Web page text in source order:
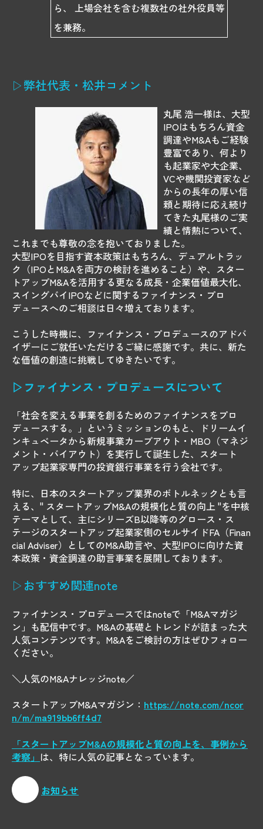
ら、 上場会社を含む複数社の社外役員等
を兼務。
▷弊社代表・松井コメント
丸尾 浩一様は、大型
IPOはもちろん資金
調達やM&Aもご経験
豊富であり、何より
も起業家や大企業、
VCや機関投資家など
からの長年の厚い信
頼と期待に応え続け
てきた丸尾様のご実
績と情熱について、
これまでも尊敬の念を抱いておりました。
大型IPOを目指す資本政策はもちろん、デュアルトラッ
ク（IPOとM&Aを両方の検討を進めること）や、スター
トアップM&Aを活用する更なる成長・企業価値最大化、
スイングバイIPOなどに関するファイナンス・プロ
デュースへのご相談は日々増えております。
こうした時機に、ファイナンス・プロデュースのアドバ
イザーにご就任いただけるご縁に感謝です。共に、新た
な価値の創造に挑戦してゆきたいです。
▷ファイナンス・プロデュースについて
「社会を変える事業を創るためのファイナンスをプロ
デュースする。」というミッションのもと、ドリームイ
ンキュベータから新規事業カーブアウト・MBO（マネジ
メント・バイアウト）を実行して誕生した、スタート
アップ起業家専門の投資銀行事業を行う会社です。
特に、日本のスタートアップ業界のボトルネックとも言
える、" スタートアップM&Aの規模化と質の向上 "を中核
テーマとして、主にシリーズB以降等のグロース・ス
テージのスタートアップ起業家側のセルサイドFA（Finan
cial Adviser）としてのM&A助言や、大型IPOに向けた資
本政策・資金調達の助言事業を展開しております。
▷おすすめ関連note
ファイナンス・プロデュースではnoteで「M&Aマガジ
ン」も配信中です。M&Aの基礎とトレンドが詰まった大
人気コンテンツです。M&Aをご検討の方はぜひフォロー
ください。
＼人気のM&Aナレッジnote／
スタートアップM&Aマガジン： https://note.com/ncor
n/m/ma919bb6ff4d7
「スタートアップM&Aの規模化と質の向上を、事例から
考察」 は、特に人気の記事となっています。
お知らせ